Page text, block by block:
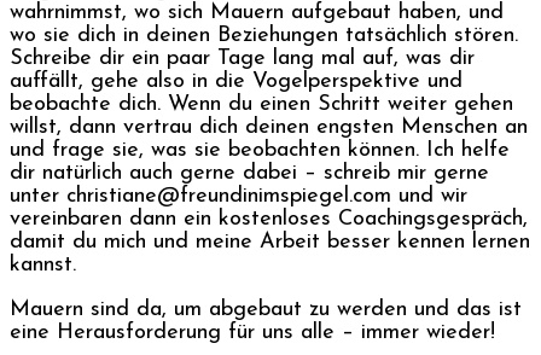
wahrnimmst, wo sich Mauern aufgebaut haben, und
wo sie dich in deinen Beziehungen tatsächlich stören.
Schreibe dir ein paar Tage lang mal auf, was dir
auffällt, gehe also in die Vogelperspektive und
beobachte dich. Wenn du einen Schritt weiter gehen
willst, dann vertrau dich deinen engsten Menschen an
und frage sie, was sie beobachten können. Ich helfe
dir natürlich auch gerne dabei – schreib mir gerne
unter christiane@freundinimspiegel.com und wir
vereinbaren dann ein kostenloses Coachingsgespräch,
damit du mich und meine Arbeit besser kennen lernen
kannst.
Mauern sind da, um abgebaut zu werden und das ist
eine Herausforderung für uns alle – immer wieder!